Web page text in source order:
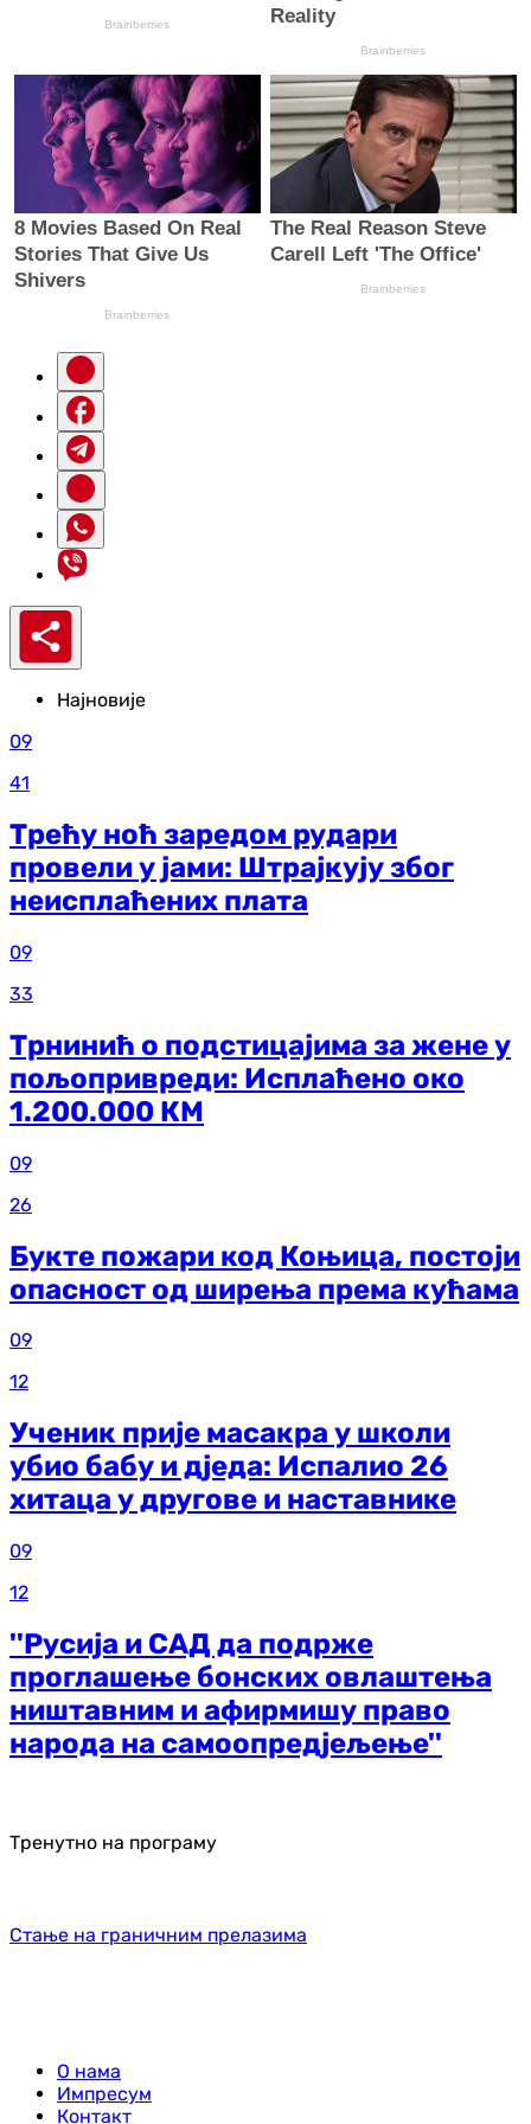
Најновије
09
41
Трећу ноћ заредом рудари
провели у јами: Штрајкују због
неисплаћених плата
09
33
Трнинић о подстицајима за жене у
пољопривреди: Исплаћено око
1.200.000 КМ
09
26
Букте пожари код Коњица, постоји
опасност од ширења према кућама
09
12
Ученик прије масакра у школи
убио бабу и дједа: Испалио 26
хитаца у другове и наставнике
09
12
''Русија и САД да подрже
проглашење бонских овлаштења
ништавним и афирмишу право
народа на самоопредјељење''
Тренутно на програму
Стање на граничним прелазима
О нама
Импресум
Контакт